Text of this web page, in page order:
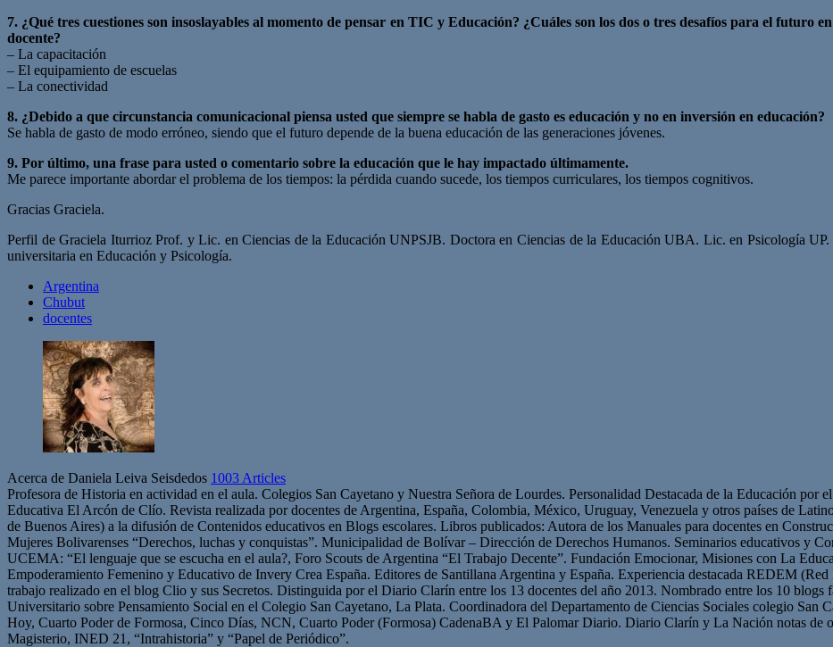
7. ¿Qué tres cuestiones son insoslayables al momento de pensar en TIC y Educación? ¿Cuáles son los dos o tres desafíos para el futuro
docente?
– La capacitación
– El equipamiento de escuelas
– La conectividad
8. ¿Debido a que circunstancia comunicacional piensa usted que siempre se habla de gasto es educación y no en inversión en educación?
Se habla de gasto de modo erróneo, siendo que el futuro depende de la buena educación de las generaciones jóvenes.
9. Por último, una frase para usted o comentario sobre la educación que le hay impactado últimamente.
Me parece importante abordar el problema de los tiempos: la pérdida cuando sucede, los tiempos curriculares, los tiempos cognitivos.
Gracias Graciela.
Perfil de Graciela Iturrioz Prof. y Lic. en Ciencias de la Educación UNPSJB. Doctora en Ciencias de la Educación UBA. Lic. en Psicología
universitaria en Educación y Psicología.
Argentina
Chubut
docentes
Acerca de Daniela Leiva Seisdedos 1003 Articles
Profesora de Historia en actividad en el aula. Colegios San Cayetano y Nuestra Señora de Lourdes. Personalidad Destacada de la Educación por
Educativa El Arcón de Clío. Revista realizada por docentes de Argentina, España, Colombia, México, Uruguay, Venezuela y otros países de
de Buenos Aires) a la difusión de Contenidos educativos en Blogs escolares. Libros publicados: Autora de los Manuales para docentes en
Mujeres Bolivarenses “Derechos, luchas y conquistas”. Municipalidad de Bolívar – Dirección de Derechos Humanos. Seminarios educativos y
UCEMA: “El lenguaje que se escucha en el aula?, Foro Scouts de Argentina “El Trabajo Decente”. Fundación Emocionar, Misiones con La
Empoderamiento Femenino y Educativo de Invery Crea España. Editores de Santillana Argentina y España. Experiencia destacada REDEM
trabajo realizado en el blog Clio y sus Secretos. Distinguida por el Diario Clarín entre los 13 docentes del año 2013. Nombrado entre los 10 blogs
Universitario sobre Pensamiento Social en el Colegio San Cayetano, La Plata. Coordinadora del Departamento de Ciencias Sociales colegio San
Hoy, Cuarto Poder de Formosa, Cinco Días, NCN, Cuarto Poder (Formosa) CadenaBA y El Palomar Diario. Diario Clarín y La Nación notas de
Magisterio, INED 21, “Intrahistoria” y “Papel de Periódico”.